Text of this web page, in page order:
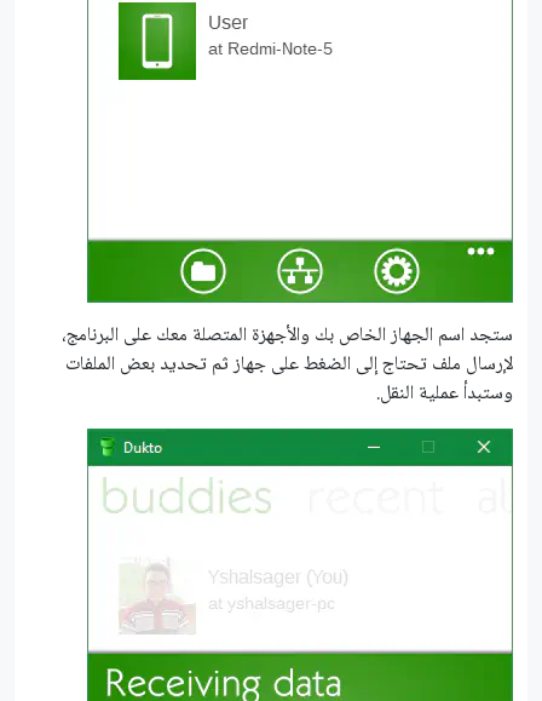
ستجد اسم الجهاز الخاص بك والأجهزة المتصلة معك على البرنامج،
لإرسال ملف تحتاج إلى الضغط على جهاز ثم تحديد بعض الملفات
وستبدأ عملية النقل.